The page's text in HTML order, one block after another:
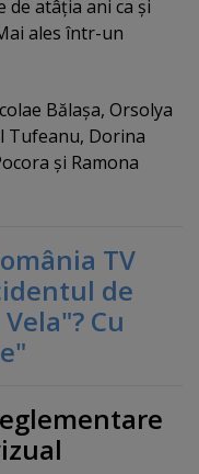
de atâţia ani ca şi
ales într-un
Bălaşa, Orsolya
Tufeanu, Dorina
şi Ramona
TV
de
Cu